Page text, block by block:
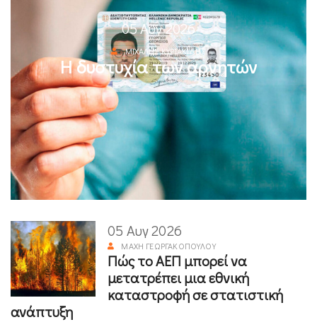
05 Αυγ 2026
ΜΙΧΆΛΗΣ ΚΥΡΙΑΚΊΔΗΣ
Η δυστυχία των αρνητών
05 Αυγ 2026
ΜΆΧΗ ΓΕΩΡΓΑΚΟΠΟΎΛΟΥ
Πώς το ΑΕΠ μπορεί να
μετατρέπει μια εθνική
καταστροφή σε στατιστική
ανάπτυξη